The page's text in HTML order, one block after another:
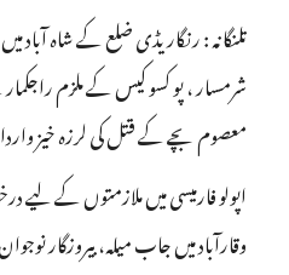
تلنگانہ : رنگاریڈی ضلع کے شاہ آباد
معصوم بچے کے قتل کی لرزہ خیز
وقارآباد میں جاب میلہ، بیروزگار